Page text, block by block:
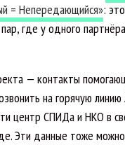
= Непередающийся»:
где у одного
— контакты
на горячую линию
центр СПИДа и НКО в
Эти данные тоже